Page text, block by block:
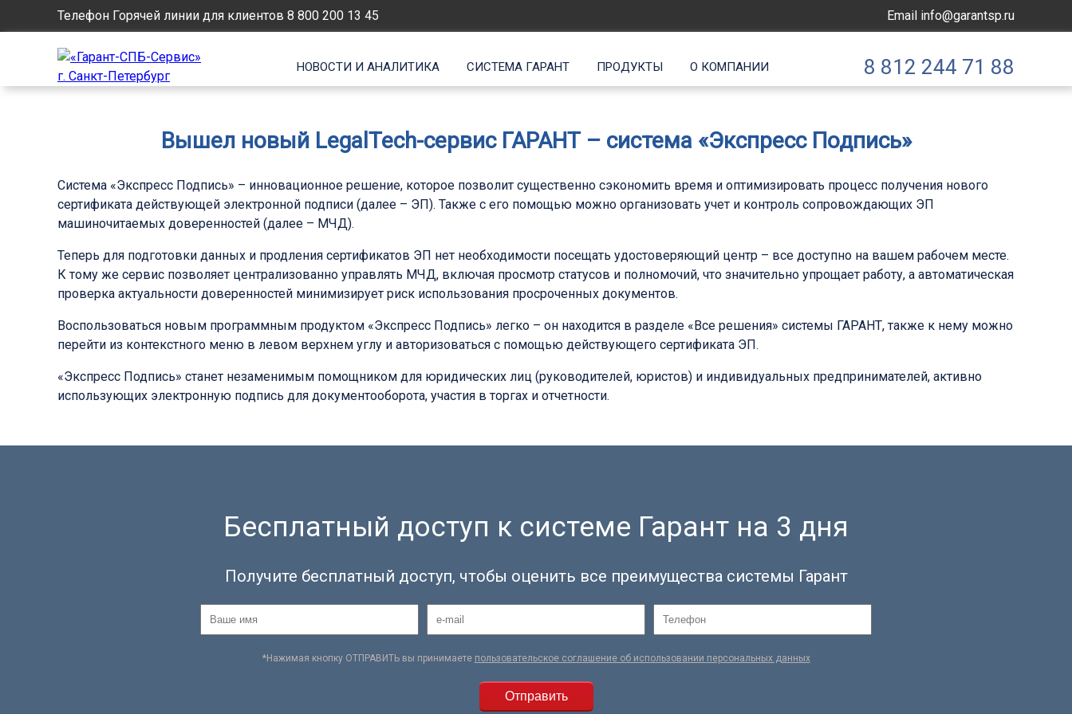
Телефон Горячей линии для клиентов 8 800 200 13 45 Email info@garantsp.ru
НОВОСТИ И АНАЛИТИКА СИСТЕМА ГАРАНТ ПРОДУКТЫ О КОМПАНИИ 8 812 244 71 88
Вышел новый LegalTech-сервис ГАРАНТ – система «Экспресс Подпись»
Система «Экспресс Подпись» – инновационное решение, которое позволит существенно сэкономить время и оптимизировать процесс получения нового
сертификата действующей электронной подписи (далее – ЭП). Также с его помощью можно организовать учет и контроль сопровождающих ЭП
машиночитаемых доверенностей (далее – МЧД).
Теперь для подготовки данных и продления сертификатов ЭП нет необходимости посещать удостоверяющий центр – все доступно на вашем рабочем месте.
К тому же сервис позволяет централизованно управлять МЧД, включая просмотр статусов и полномочий, что значительно упрощает работу, а автоматическая
проверка актуальности доверенностей минимизирует риск использования просроченных документов.
Воспользоваться новым программным продуктом «Экспресс Подпись» легко – он находится в разделе «Все решения» системы ГАРАНТ, также к нему можно
перейти из контекстного меню в левом верхнем углу и авторизоваться с помощью действующего сертификата ЭП.
«Экспресс Подпись» станет незаменимым помощником для юридических лиц (руководителей, юристов) и индивидуальных предпринимателей, активно
использующих электронную подпись для документооборота, участия в торгах и отчетности.
Бесплатный доступ к системе Гарант на 3 дня
Получите бесплатный доступ, чтобы оценить все преимущества системы Гарант
*Нажимая кнопку ОТПРАВИТЬ вы принимаете пользовательское соглашение об использовании персональных данных